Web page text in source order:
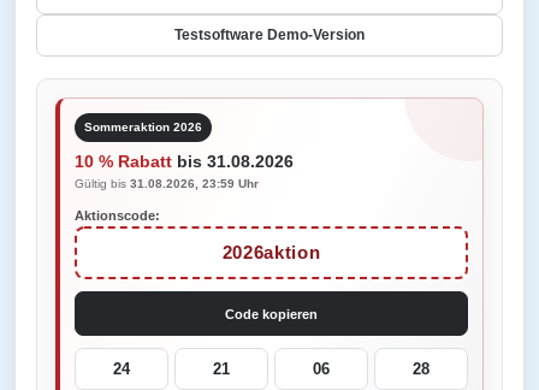
Testsoftware Demo-Version
Sommeraktion 2026
10 % Rabatt bis 31.08.2026
Gültig bis 31.08.2026, 23:59 Uhr
Aktionscode:
2026aktion
Code kopieren
24 21 06 28